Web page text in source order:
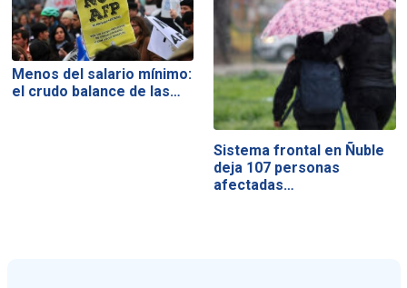
Menos del salario mínimo:
el crudo balance de las…
Sistema frontal en Ñuble
deja 107 personas
afectadas…